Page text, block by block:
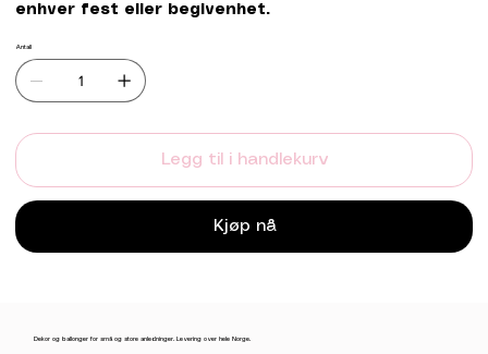
enhver fest eller begivenhet.
Antall
Legg til i handlekurv
Kjøp nå
Dekor og ballonger for små og store anledninger. Levering over hele Norge.